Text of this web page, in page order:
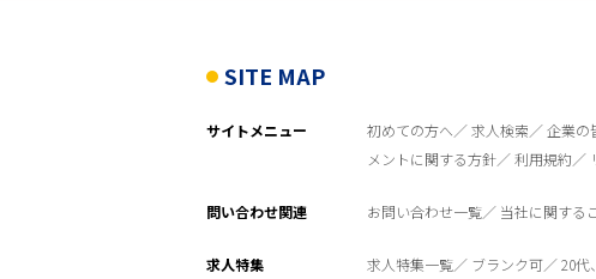
SITE MAP
サイトメニュー 初めての方へ 求人検索 企業の
メントに関する方針
利用規約
問い合わせ関連 お問い合わせ一覧 当社に関する
求人特集 求人特集一覧 ブランク可 20代